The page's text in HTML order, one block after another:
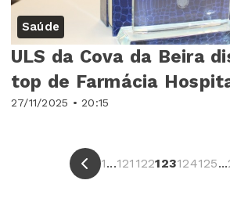
Saúde
27/11/2025 • 20:15
ULS da Cova da Beira
top de Farmácia
1...121 122123124125...